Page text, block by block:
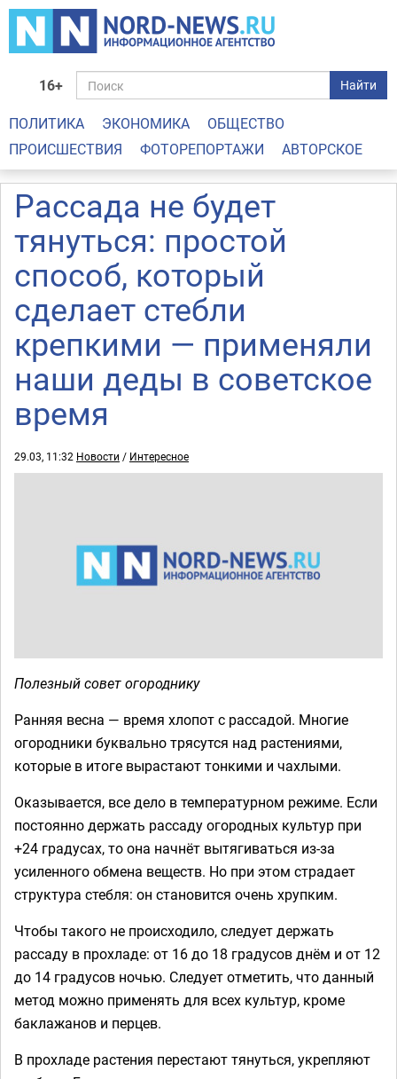
16+ Найти
ПОЛИТИКА ЭКОНОМИКА
ОБЩЕСТВО
ПРОИСШЕСТВИЯ
ФОТОРЕПОРТАЖИ АВТОРСКОЕ
Рассада не будет
тянуться: простой
способ, который
сделает стебли
крепкими — применяли
наши деды в советское
время
29.03, 11:32 Новости / Интересное
Полезный совет огороднику
Ранняя весна — время хлопот с рассадой. Многие
огородники буквально трясутся над растениями,
которые в итоге вырастают тонкими и чахлыми.
Оказывается, все дело в температурном режиме. Если
постоянно держать рассаду огородных культур при
+24 градусах, то она начнёт вытягиваться из-за
усиленного обмена веществ. Но при этом страдает
структура стебля: он становится очень хрупким.
Чтобы такого не происходило, следует держать
рассаду в прохладе: от 16 до 18 градусов днём и от 12
до 14 градусов ночью. Следует отметить, что данный
метод можно применять для всех культур, кроме
баклажанов и перцев.
В прохладе растения перестают тянуться, укрепляют